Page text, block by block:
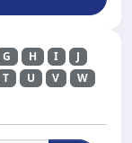
G H I
J
T U V
W